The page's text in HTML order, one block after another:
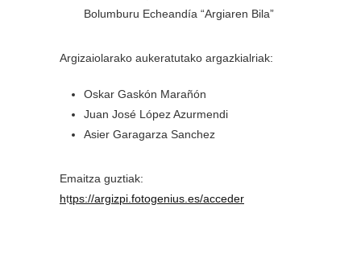
Bolumburu Echeandía “Argiaren Bila”
Argizaiolarako aukeratutako argazkialriak:
Oskar Gaskón Marañón
Juan José López Azurmendi
Asier Garagarza Sanchez
Emaitza guztiak:
https://argizpi.fotogenius.es/acceder